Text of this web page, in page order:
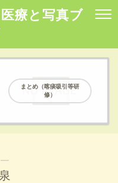
療と写真ブ
まとめ（喀痰吸引等研
修）
―